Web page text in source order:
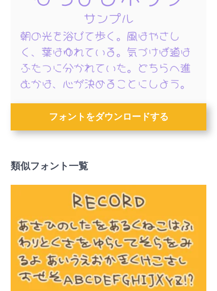
フォントをダウンロードする
類似フォント一覧